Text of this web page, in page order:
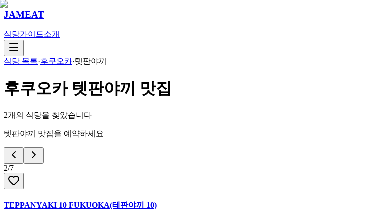
JAMEAT
식당가이드소개
식당 목록·후쿠오카·텟판야끼
후쿠오카 텟판야끼 맛집
2개의 식당을 찾았습니다
텟판야끼 맛집을 예약하세요
2/7
TEPPANYAKI 10 FUKUOKA(테판야끼 10)